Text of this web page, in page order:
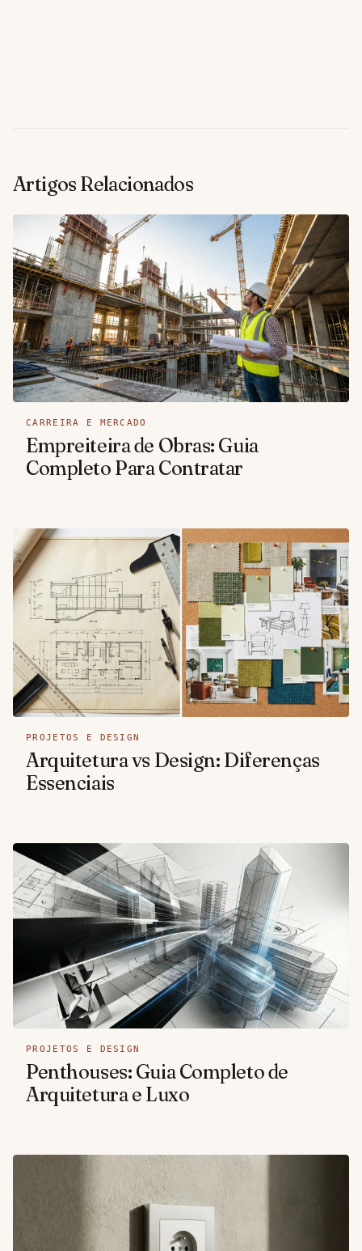
Artigos Relacionados
CARREIRA E MERCADO
Empreiteira de Obras: Guia
Completo Para Contratar
PROJETOS E DESIGN
Arquitetura vs Design: Diferenças
Essenciais
PROJETOS E DESIGN
Penthouses: Guia Completo de
Arquitetura e Luxo